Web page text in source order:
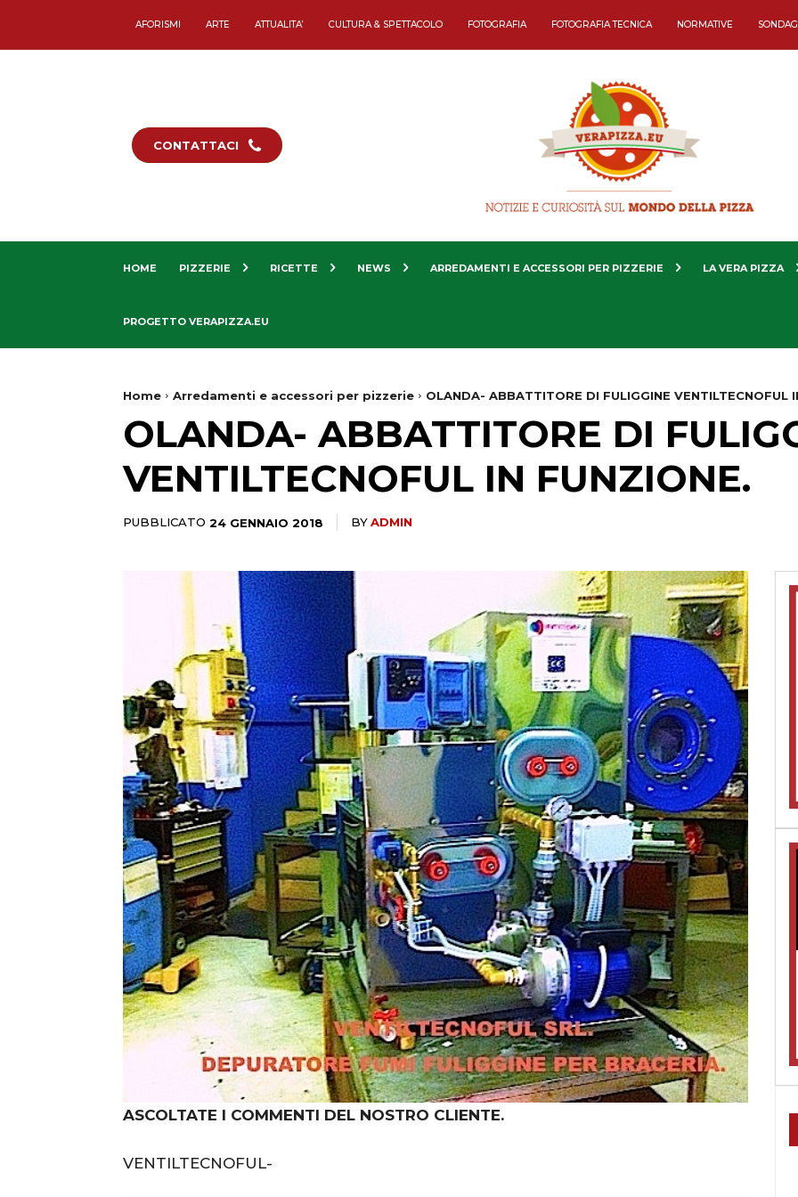
AFORISMI ARTE ATTUALITA’ CULTURA & SPETTACOLO FOTOGRAFIA FOTOGRAFIA TECNICA NORMATIVE
CONTATTACI
HOME PIZZERIE RICETTE NEWS ARREDAMENTI E ACCESSORI PER PIZZERIE LA VERA PIZZA
PROGETTO VERAPIZZA.EU
Home Arredamenti e accessori per pizzerie OLANDA- ABBATTITORE DI FULIGGINE VENTILTECNOFUL
OLANDA- ABBATTITORE DI
VENTILTECNOFUL IN FUNZIONE.
PUBBLICATO 24 GENNAIO 2018 BYADMIN
ASCOLTATE I COMMENTI DEL NOSTRO CLIENTE.
VENTILTECNOFUL-